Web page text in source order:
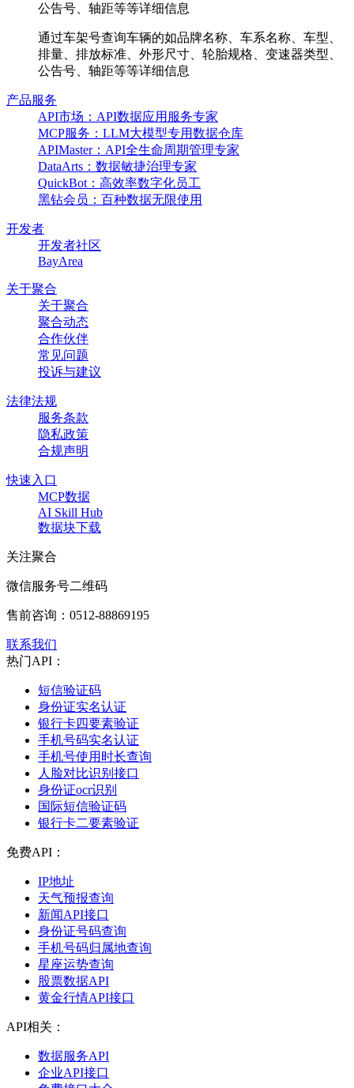
公告号、轴距等等详细信息
通过车架号查询车辆的如品牌名称、车系名称、车型、
排量、排放标准、外形尺寸、轮胎规格、变速器类型、
公告号、轴距等等详细信息
产品服务
API市场：API数据应用服务专家
MCP服务：LLM大模型专用数据仓库
APIMaster：API全生命周期管理专家
DataArts：数据敏捷治理专家
QuickBot：高效率数字化员工
黑钻会员：百种数据无限使用
开发者
开发者社区
BayArea
关于聚合
关于聚合
聚合动态
合作伙伴
常见问题
投诉与建议
法律法规
服务条款
隐私政策
合规声明
快速入口
MCP数据
AI Skill Hub
数据块下载
关注聚合
微信服务号二维码
售前咨询： 0512-88869195
联系我们
热门API：
短信验证码
身份证实名认证
银行卡四要素验证
手机号码实名认证
手机号使用时长查询
人脸对比识别接口
身份证ocr识别
国际短信验证码
银行卡二要素验证
免费API：
IP地址
天气预报查询
新闻API接口
身份证号码查询
手机号码归属地查询
星座运势查询
股票数据API
黄金行情API接口
API相关：
数据服务API
企业API接口